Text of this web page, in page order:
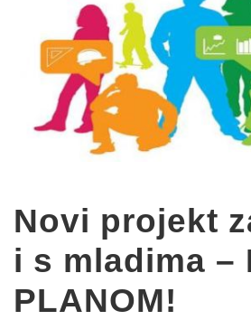
Novi projekt
i s mladima –
PLANOM!